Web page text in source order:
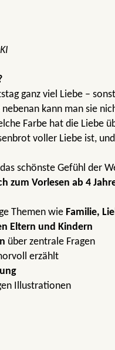
ganz viel Liebe –
kann man sie
Farbe hat die Liebe
voller Liebe ist,
schönste Gefühl der
zum Vorlesen ab 4
Themen wie Familie,
Eltern und Kindern
über zentrale Fragen
erzählt
Illustrationen